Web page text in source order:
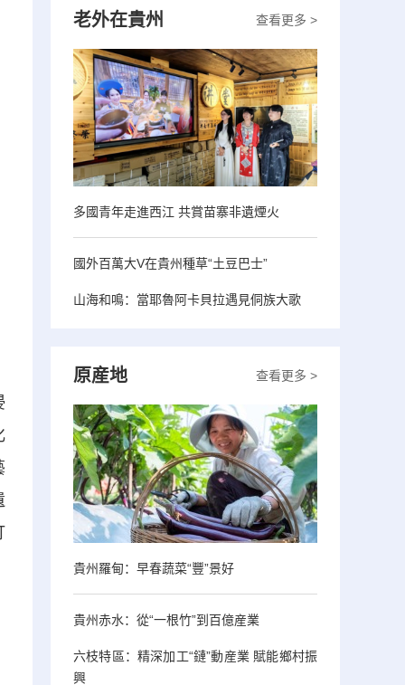
查看更多 >
老外在貴州
多國青年走進西江 共賞苗寨非遺煙火
國外百萬大V在貴州種草“土豆巴士”
山海和鳴：當耶魯阿卡貝拉遇見侗族大歌
查看更多 >
原産地
貴州羅甸：早春蔬菜“豐”景好
貴州赤水：從“一根竹”到百億産業
六枝特區：精深加工“鏈”動産業 賦能鄉村振
興